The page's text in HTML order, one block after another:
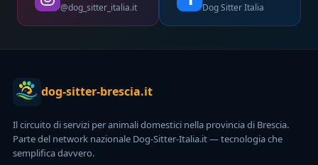
@dog_sitter_italia.it Dog Sitter Italia
dog-sitter-brescia.it
Il circuito di servizi per animali domestici nella provincia di Brescia.
Parte del network nazionale Dog-Sitter-Italia.it — tecnologia che
semplifica davvero.